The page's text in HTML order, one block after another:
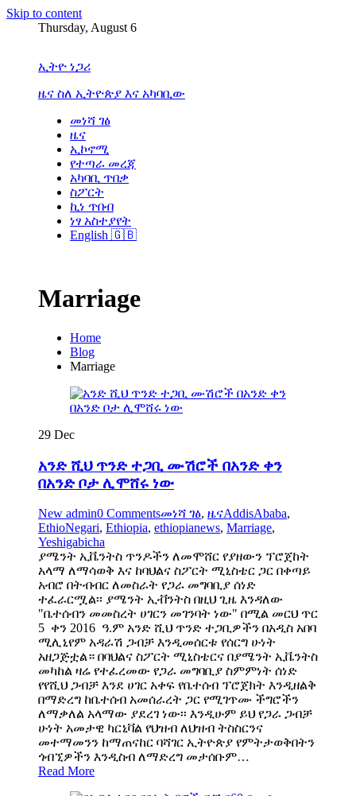
Skip to content
Thursday, August 6
ኢትዮ ነጋሪ
ዜና ስለ ኢትዮጵያ እና አካባቢው
መነሻ ገፅ
ዜና
ኢኮኖሚ
የተጣራ መረጃ
አካባቢ ጥበቃ
ስፖርት
ኪነ ጥበብ
ነፃ አስተያየት
English 🇬🇧
Marriage
Home
Blog
Marriage
29 Dec
አንድ ሺህ ጥንድ ተጋቢ ሙሽሮች በአንድ ቀን
በአንድ ቦታ ሊሞሸሩ ነው
New admin0 Commentsመነሻ ገፅ, ዜናAddisAbaba,
EthioNegari, Ethiopia, ethiopianews, Marriage,
Yeshigabicha
ያሜንት ኢቬንትስ ጥንዶችን ለመሞሸር የያዘውን ፕሮጀከት
አላማ ለማሳወቅ እና ከባህልና ስፖርት ሚኒስቴር ጋር በቀጣይ
አብሮ በትብብር ለመስራት የጋራ መግባቢያ ሰነድ
ተፈራርሟል፡፡ ያሜንት ኢቭንትስ በዚህ ጊዜ እንዳለው
"ቤተሰብን መመስረት ሀገርን መገንባት ነው" በሚል መርህ ጥር
5 ቀን 2016 ዓ.ም አንድ ሺህ ጥንድ ተጋቢዎችን በአዲስ አበባ
ሚሊኒየም አዳራሽ ጋብቻ እንዲመሰርቱ የሰርግ ሁነት
አዘጋጅቷል። በባህልና ስፖርት ሚኒስቴርና በያሜንት ኢቬንትስ
መካከል ዛሬ የተፈረመው የጋራ መግባቢያ ስምምነት ሰነድ
የየሺህ ጋብቻ እንደ ሀገር አቀፍ የቤተሰብ ፕሮጀክት እንዲዘልቅ
በማድረግ ከቤተሰብ አመሰራረት ጋር የሚገጥሙ ችግሮችን
ለማቃለል አላማው ያደረገ ነው፡፡ እንዲሁም ይህ የጋራ ጋብቻ
ሁነት አመታዊ ካርኒቫል የህዝብ ለህዝብ ትስስርንና
መተማመንን ከማጠናከር ባሻገር ኢትዮጵያ የምትታወቅበትን
ጎብኚዎችን እንዲስብ ለማድረግ መታሰቡም…
Read More